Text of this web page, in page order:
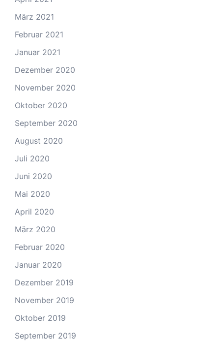
März 2021
Februar 2021
Januar 2021
Dezember 2020
November 2020
Oktober 2020
September 2020
August 2020
Juli 2020
Juni 2020
Mai 2020
April 2020
März 2020
Februar 2020
Januar 2020
Dezember 2019
November 2019
Oktober 2019
September 2019